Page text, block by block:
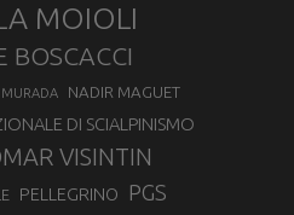
MOIOLI
BOSCACCI
MURADA NADIR MAGUET
DI SCIALPINISMO
VISINTIN
PELLEGRINO PGS